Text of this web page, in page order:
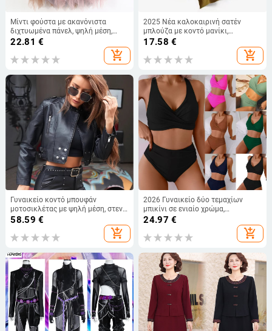
Μίντι φούστα με ακανόνιστα
διχτυωμένα πάνελ, ψηλή μέση,
μονόχρωμη
22.81 €
add_shopping_cart
2025 Νέα καλοκαιρινή σατέν
μπλούζα με κοντό μανίκι,
πολυτελής, κολακεύει τη
σιλουέτα, μαλακή, κομψή για
γυναίκες
17.58 €
add_shopping_cart
Γυναικείο κοντό μπουφάν
μοτοσικλέτας με ψηλή μέση, στενή
εφαρμογή, 2024, φθινόπωρο και
δροσερό τράβηγμα, δερμάτινο
φερμουάρ
58.59 €
add_shopping_cart
2026 Γυναικείο δύο τεμαχίων
μπικίνι σε ενιαίο χρώμα,
διασταυρούμενες πτυχώσεις,
χωρίς πλάτη, μόδα παραλίας
24.97 €
add_shopping_cart